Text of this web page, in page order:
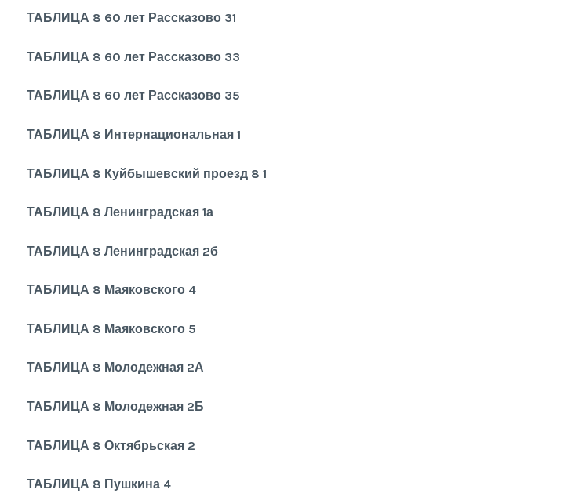
ТАБЛИЦА 8 60 лет Рассказово 31
ТАБЛИЦА 8 60 лет Рассказово 33
ТАБЛИЦА 8 60 лет Рассказово 35
ТАБЛИЦА 8 Интернациональная 1
ТАБЛИЦА 8 Куйбышевский проезд 8 1
ТАБЛИЦА 8 Ленинградская 1а
ТАБЛИЦА 8 Ленинградская 2б
ТАБЛИЦА 8 Маяковского 4
ТАБЛИЦА 8 Маяковского 5
ТАБЛИЦА 8 Молодежная 2А
ТАБЛИЦА 8 Молодежная 2Б
ТАБЛИЦА 8 Октябрьская 2
ТАБЛИЦА 8 Пушкина 4